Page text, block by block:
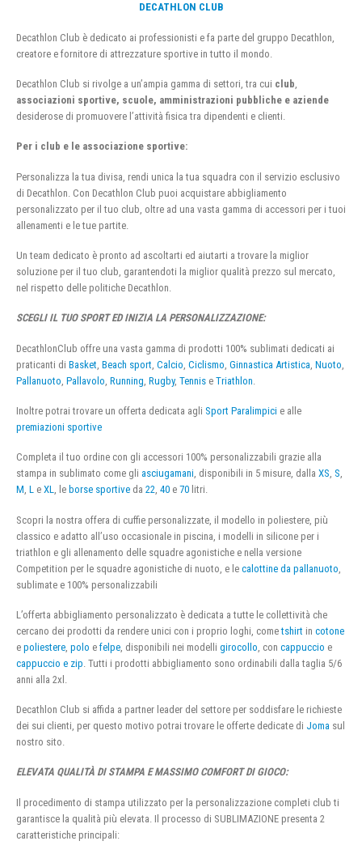
DECATHLON CLUB
Decathlon Club è dedicato ai professionisti e fa parte del gruppo Decathlon,
creatore e fornitore di attrezzature sportive in tutto il mondo.
Decathlon Club si rivolge a un’ampia gamma di settori, tra cui club
associazioni sportive, scuole, amministrazioni pubbliche e aziende
desiderose di promuovere l’attività fisica tra dipendenti e clienti.
Per i club e le associazione sportive:
Personalizza la tua divisa, rendi unica la tua squadra con il servizio esclusivo
di Decathlon. Con Decathlon Club puoi acquistare abbigliamento
personalizzato per il tuo club, oltre ad una vasta gamma di accessori per i tuoi
allenamenti e le tue partite.
Un team dedicato è pronto ad ascoltarti ed aiutarti a trovare la miglior
soluzione per il tuo club, garantendoti la miglior qualità prezzo sul mercato,
nel rispetto delle politiche Decathlon.
SCEGLI IL TUO SPORT ED INIZIA LA PERSONALIZZAZIONE:
DecathlonClub offre una vasta gamma di prodotti 100% sublimati dedicati ai
praticanti di Basket Beach sport Calcio Ciclismo Ginnastica Artistica Nuoto
Pallanuoto Pallavolo Running Rugby, Tennis e Triathlon
Inoltre potrai trovare un offerta dedicata agli Sport Paralimpici e alle
premiazioni sportive
Completa il tuo ordine con gli accessori 100% personalizzabili grazie alla
stampa in sublimato come gli asciugamani, disponibili in 5 misure, dalla XS, S,
M, L e XL, le borse sportive da 22, 40 e 70 litri.
Scopri la nostra offera di cuffie personalizzate, il modello in poliestere, più
classico e adatto all’uso occasionale in piscina, i modelli in silicone per i
triathlon e gli allenamento delle squadre agonistiche e nella versione
Competition per le squadre agonistiche di nuoto, e le calottine da pallanuoto
sublimate e 100% personalizzabili
L’offerta abbigliamento personalizzato è dedicata a tutte le collettività che
cercano dei prodotti da rendere unici con i proprio loghi, cometshirt in cotone
e poliestere polo e felpe , disponibili nei modelli girocollo , con cappuccio e
cappuccio e zip . Tutti i prodotti abbigliamento sono ordinabili dalla taglia 5/6
anni alla 2xl.
Decathlon Club si affida a partner leader del settore per soddisfare le richieste
dei sui clienti, per questo motivo potrai trovare le offerte dedicate di Joma sul
nostro sito.
ELEVATA QUALITÀ DI STAMPA E MASSIMO COMFORT DI GIOCO:
Il procedimento di stampa utilizzato per la personalizzazione completi club ti
garantisce la qualità più elevata. Il processo di SUBLIMAZIONE presenta 2
caratteristiche principali: